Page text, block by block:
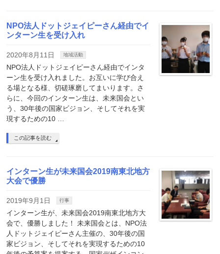
NPO法人ドットジェイピーさん経由でイ
ンターン生を受け入れ
2020年8月11日 地域活動
NPO法人ドットジェイピーさん経由でインタ
ーン生を受け入れました。お互いに学び合え
る場となる様、切磋琢磨してまいります。さ
らに、今回のインターン生は、未来国会とい
う、30年後の国家ビジョン、そしてそれを実
現するための10 …
この記事を読む
インターン生が未来国会2019南東北地方
大会で優勝
2019年9月1日 行事
インターン生が、未来国会2019南東北地方大
会で、優勝しました！ 未来国会とは、NPO法
人ドットジェイピーさん主催の、30年後の国
家ビジョン、そしてそれを実現するための10